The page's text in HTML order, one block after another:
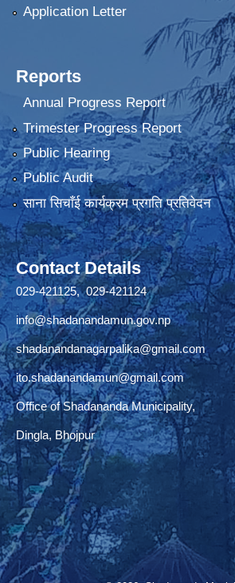
Application Letter
Reports
Annual Progress Report
Trimester Progress Report
Public Hearing
Public Audit
साना सिचाँई कार्यक्रम प्रगति प्रतिवेदन
Contact Details
029-421125, 029-421124
info@shadanandamun.gov.np
shadanandanagarpalika@gmail.com
ito.shadanandamun@gmail.com
Office of Shadananda Municipality,
Dingla, Bhojpur